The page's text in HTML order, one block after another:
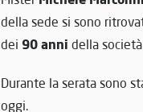
della sede si sono
dei 90 anni della
Durante la serata sono
oggi.